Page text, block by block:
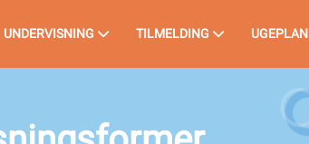
UNDERVISNING TILMELDING UGEPLAN